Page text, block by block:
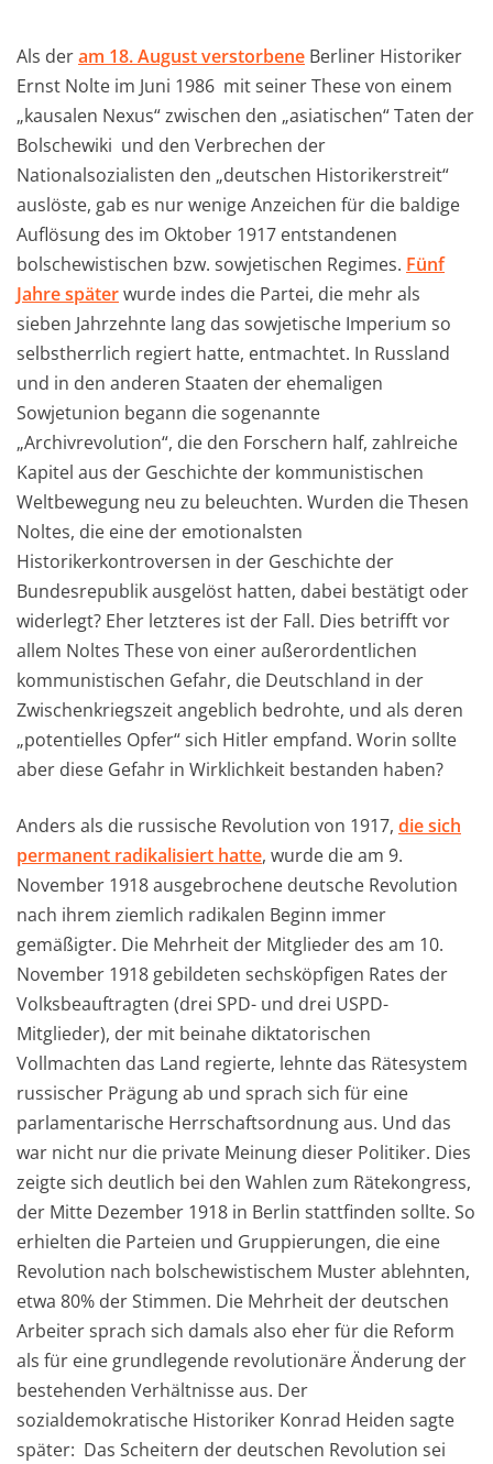
Als deram 18. August verstorbene Berliner Historiker
Ernst Nolte im Juni 1986 mit seiner These von einem
„kausalen Nexus“ zwischen den „asiatischen“ Taten der
Bolschewiki und den Verbrechen der
Nationalsozialisten den „deutschen Historikerstreit“
auslöste, gab es nur wenige Anzeichen für die baldige
Auflösung des im Oktober 1917 entstandenen
bolschewistischen bzw. sowjetischen Regimes. Fünf
Jahre späterwurde indes die Partei, die mehr als
sieben Jahrzehnte lang das sowjetische Imperium so
selbstherrlich regiert hatte, entmachtet. In Russland
und in den anderen Staaten der ehemaligen
Sowjetunion begann die sogenannte
„Archivrevolution“, die den Forschern half, zahlreiche
Kapitel aus der Geschichte der kommunistischen
Weltbewegung neu zu beleuchten. Wurden die Thesen
Noltes, die eine der emotionalsten
Historikerkontroversen in der Geschichte der
Bundesrepublik ausgelöst hatten, dabei bestätigt oder
widerlegt? Eher letzteres ist der Fall. Dies betrifft vor
allem Noltes These von einer außerordentlichen
kommunistischen Gefahr, die Deutschland in der
Zwischenkriegszeit angeblich bedrohte, und als deren
„potentielles Opfer“ sich Hitler empfand. Worin sollte
aber diese Gefahr in Wirklichkeit bestanden haben?
Anders als die russische Revolution von 1917, die sich
permanent radikalisiert hatte, wurde die am 9.
November 1918 ausgebrochene deutsche Revolution
nach ihrem ziemlich radikalen Beginn immer
gemäßigter. Die Mehrheit der Mitglieder des am 10.
November 1918 gebildeten sechsköpfigen Rates der
Volksbeauftragten (drei SPD- und drei USPD-
Mitglieder), der mit beinahe diktatorischen
Vollmachten das Land regierte, lehnte das Rätesystem
russischer Prägung ab und sprach sich für eine
parlamentarische Herrschaftsordnung aus. Und das
war nicht nur die private Meinung dieser Politiker. Dies
zeigte sich deutlich bei den Wahlen zum Rätekongress,
der Mitte Dezember 1918 in Berlin stattfinden sollte. So
erhielten die Parteien und Gruppierungen, die eine
Revolution nach bolschewistischem Muster ablehnten,
etwa 80% der Stimmen. Die Mehrheit der deutschen
Arbeiter sprach sich damals also eher für die Reform
als für eine grundlegende revolutionäre Änderung der
bestehenden Verhältnisse aus. Der
sozialdemokratische Historiker Konrad Heiden sagte
später: Das Scheitern der deutschen Revolution sei